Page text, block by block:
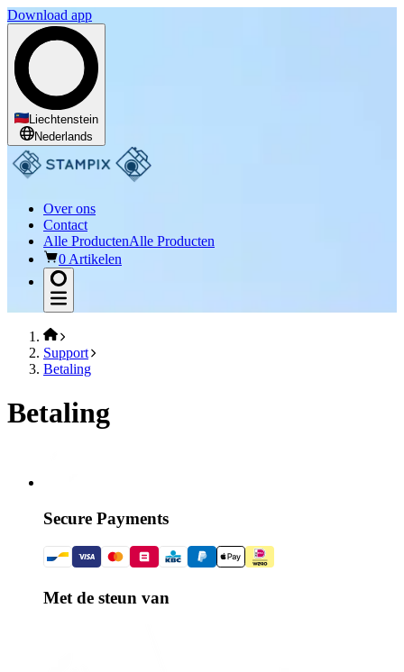
Download app
Liechtenstein
Nederlands
Over ons
Contact
Alle ProductenAlle Producten
0 Artikelen
Support
Betaling
Betaling
Secure Payments
Met de steun van